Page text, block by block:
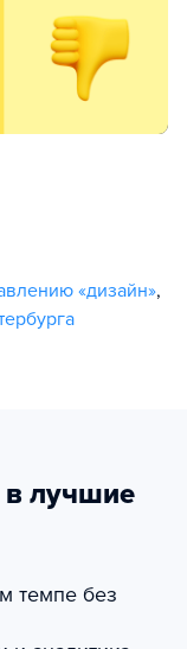
«дизайн»,
в лучшие
темпе без